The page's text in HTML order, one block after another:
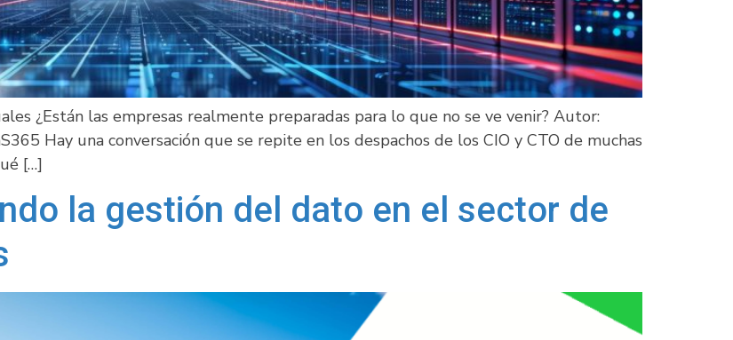
¿Están las empresas realmente preparadas para lo que no se ve venir? Autor:
Hay una conversación que se repite en los despachos de los CIO y CTO de muchas
[…]
la gestión del dato en el sector de